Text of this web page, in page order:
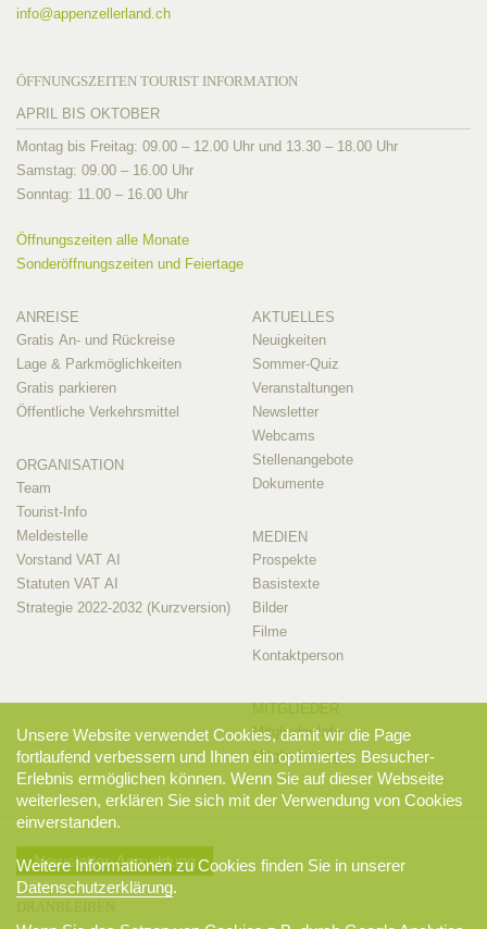
info@appenzellerland.ch
ÖFFNUNGSZEITEN TOURIST INFORMATION
APRIL BIS OKTOBER
Montag bis Freitag: 09.00 – 12.00 Uhr und 13.30 – 18.00 Uhr
Samstag: 09.00 – 16.00 Uhr
Sonntag: 11.00 – 16.00 Uhr
Öffnungszeiten alle Monate
Sonderöffnungszeiten und Feiertage
ANREISE
Gratis An- und Rückreise
Lage & Parkmöglichkeiten
Gratis parkieren
Öffentliche Verkehrsmittel
ORGANISATION
Team
Tourist-Info
Meldestelle
Vorstand VAT AI
Statuten VAT AI
Strategie 2022-2032 (Kurzversion)
AKTUELLES
Neuigkeiten
Sommer-Quiz
Veranstaltungen
Newsletter
Webcams
Stellenangebote
Dokumente
MEDIEN
Prospekte
Basistexte
Bilder
Filme
Kontaktperson
Mitglieder-Info
Mitglieder-Login
Newsletter-Anmeldung
Unsere Website verwendet Cookies, damit wir die Page
fortlaufend verbessern und Ihnen ein optimiertes Besucher-
Erlebnis ermöglichen können. Wenn Sie auf dieser Webseite
weiterlesen, erklären Sie sich mit der Verwendung von Cookies
einverstanden.
Weitere Informationen zu Cookies finden Sie in unserer
Datenschutzerklärung.